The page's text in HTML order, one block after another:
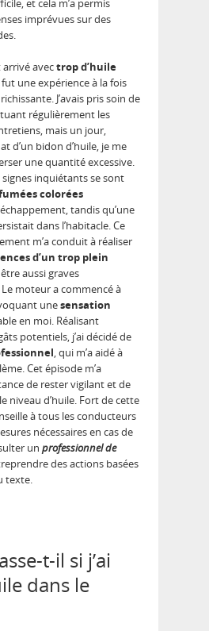
et cela m’a permis
imprévues sur des
arrivé avectrop d’huile
fut une expérience à la fois
J’avais pris soin de
régulièrement les
mais un jour,
d’un bidon d’huile, je me
une quantité excessive.
inquiétants se sont
colorées
tandis qu’une
dans l’habitacle. Ce
m’a conduit à réaliser
d’un trop plein
aussi graves
moteur a commencé à
unesensation
en moi. Réalisant
potentiels, j’ai décidé de
, qui m’a aidé à
Cet épisode m’a
de rester vigilant et de
niveau d’huile. Fort de cette
à tous les conducteurs
nécessaires en cas de
un professionnel de
des actions basées
texte.
t-il si j’ai
dans le